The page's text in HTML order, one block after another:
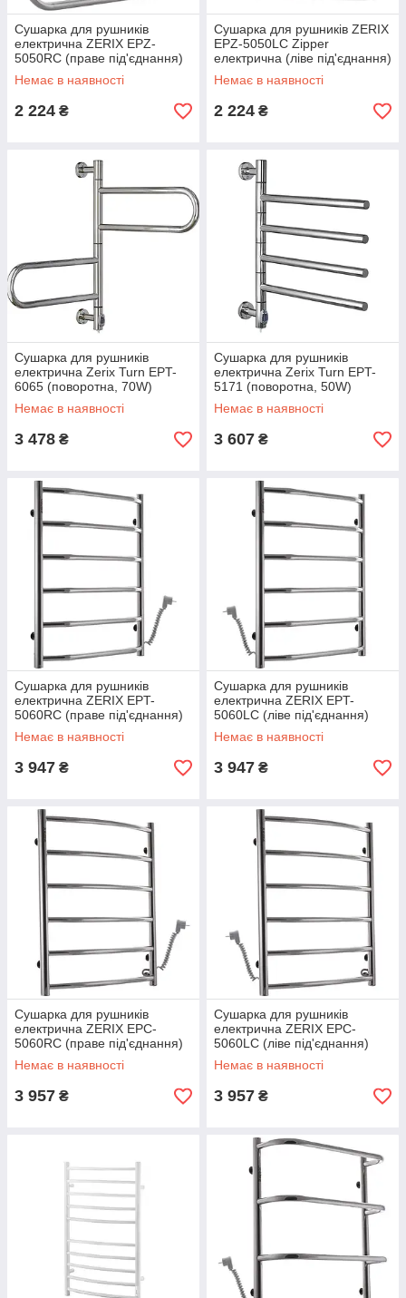
Сушарка для рушників
електрична ZERIX EPZ-
5050RC (праве під'єднання)
(ZX4518)
Немає в наявності
2 224 ₴
Сушарка для рушників ZERIX
EPZ-5050LC Zipper
електрична (ліве під'єднання)
(ZX4530)
Немає в наявності
2 224 ₴
Сушарка для рушників
електрична Zerix Turn EPT-
6065 (поворотна, 70W)
(ZX5029)
Немає в наявності
3 478 ₴
Сушарка для рушників
електрична Zerix Turn EPT-
5171 (поворотна, 50W)
(ZX5028)
Немає в наявності
3 607 ₴
Сушарка для рушників
електрична ZERIX EPT-
5060RC (праве під'єднання)
(ZX4478)
Немає в наявності
3 947 ₴
Сушарка для рушників
електрична ZERIX EPT-
5060LC (ліве під'єднання)
(ZX4477)
Немає в наявності
3 947 ₴
Сушарка для рушників
електрична ZERIX EPC-
5060RC (праве під'єднання)
(ZX4466)
Немає в наявності
3 957 ₴
Сушарка для рушників
електрична ZERIX EPC-
5060LC (ліве під'єднання)
(ZX4465)
Немає в наявності
3 957 ₴